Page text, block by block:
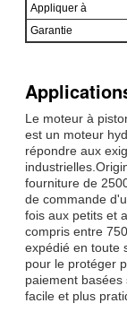
Appliquer à
Garantie
Le moteur à
est un moteur
répondre aux
fourniture de
de commande
fois aux petits et
compris entre
expédié en toute
pour le protéger
paiement
facile et plus